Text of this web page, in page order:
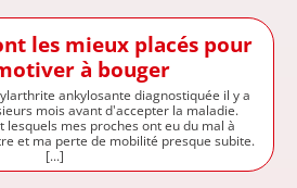
les mieux placés pour
à bouger
ankylosante diagnostiquée il y a
mois avant d'accepter la maladie.
lesquels mes proches ont eu du mal à
et ma perte de mobilité presque subite.
[...]